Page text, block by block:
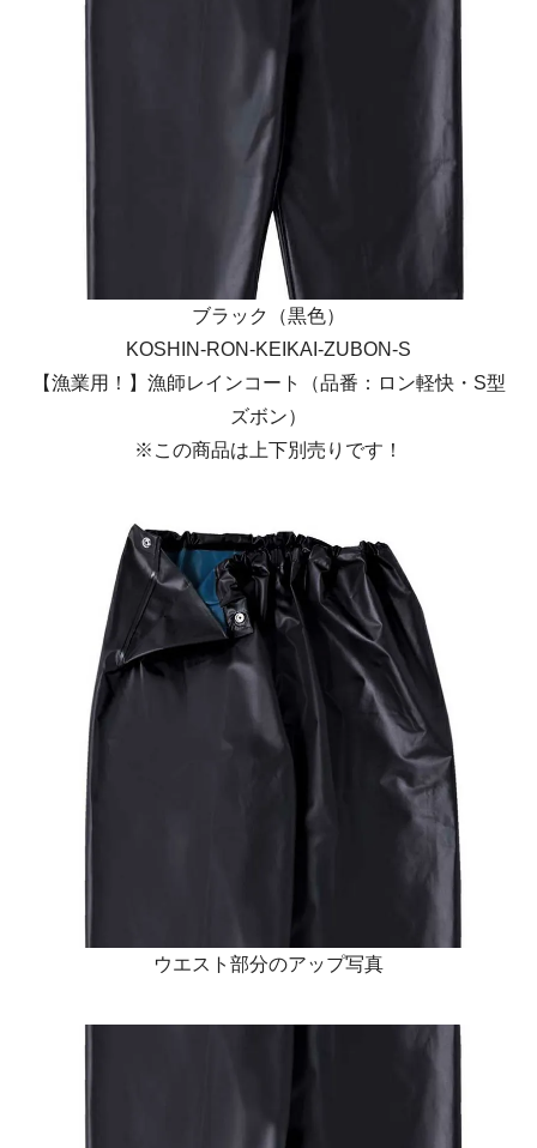
ブラック（黒色）
KOSHIN-RON-KEIKAI-ZUBON-S
【漁業用！】漁師レインコート（品番：ロン軽快・S型
ズボン）
※この商品は上下別売りです！
ウエスト部分のアップ写真